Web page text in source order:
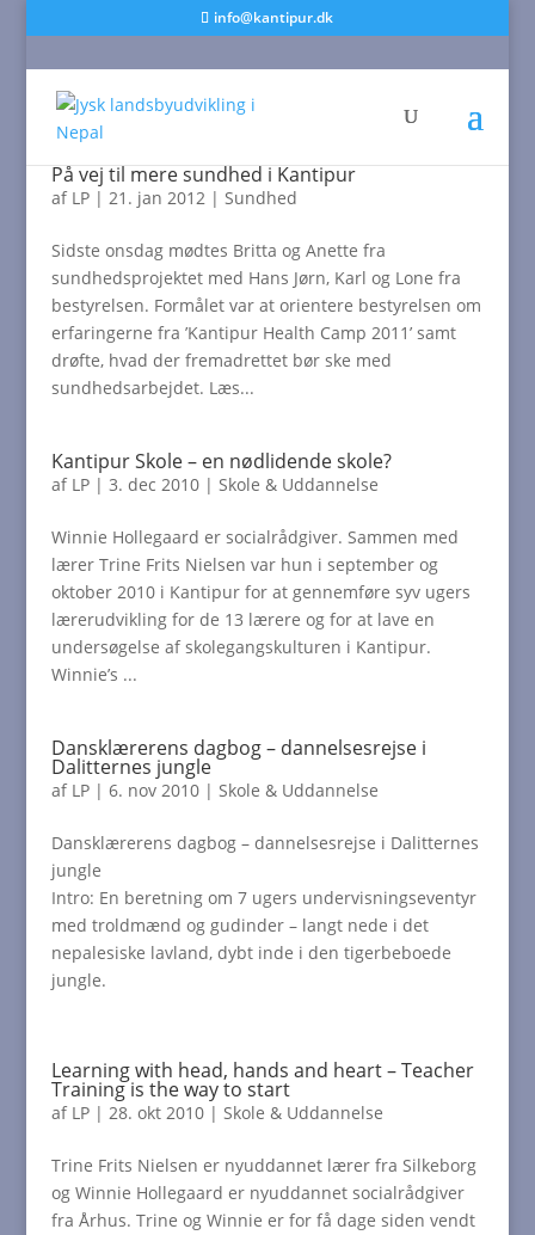
info@kantipur.dk
På vej til mere sundhed i Kantipur
af LP| 21. jan 2012| Sundhed
Sidste onsdag mødtes Britta og Anette fra
sundhedsprojektet med Hans Jørn, Karl og Lone fra
bestyrelsen. Formålet var at orientere bestyrelsen om
erfaringerne fra ’Kantipur Health Camp 2011’ samt
drøfte, hvad der fremadrettet bør ske med
sundhedsarbejdet. Læs...
Kantipur Skole – en nødlidende skole?
af LP| 3. dec 2010| Skole & Uddannelse
Winnie Hollegaard er socialrådgiver. Sammen med
lærer Trine Frits Nielsen var hun i september og
oktober 2010 i Kantipur for at gennemføre syv ugers
lærerudvikling for de 13 lærere og for at lave en
undersøgelse af skolegangskulturen i Kantipur.
Winnie’s ...
Dansklærerens dagbog – dannelsesrejse i
Dalitternes jungle
af LP| 6. nov 2010| Skole & Uddannelse
Dansklærerens dagbog – dannelsesrejse i Dalitternes
jungle
Intro: En beretning om 7 ugers undervisningseventyr
med troldmænd og gudinder – langt nede i det
nepalesiske lavland, dybt inde i den tigerbeboede
jungle.
Learning with head, hands and heart – Teacher
Training is the way to start
af LP| 28. okt 2010| Skole & Uddannelse
Trine Frits Nielsen er nyuddannet lærer fra Silkeborg
og Winnie Hollegaard er nyuddannet socialrådgiver
fra Århus. Trine og Winnie er for få dage siden vendt